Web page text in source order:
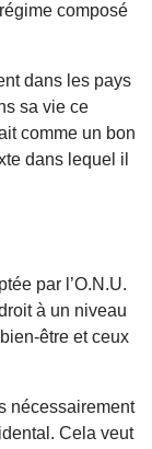
composé
dans les pays
sa vie ce
comme un bon
dans lequel il
par l’O.N.U.
à un niveau
être et ceux
nécessairement
Cela veut